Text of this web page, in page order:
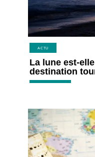
ACTU
La lune est-
destination